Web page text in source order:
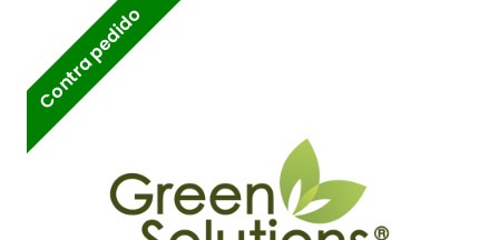
Contra pedido